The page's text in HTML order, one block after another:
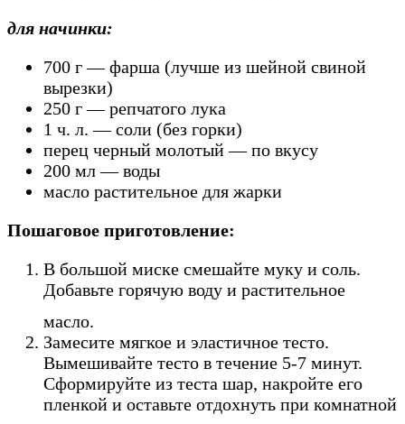
для начинки:
700 г — фарша (лучше из шейной свиной
вырезки)
250 г — репчатого лука
1 ч. л. — соли (без горки)
перец черный молотый — по вкусу
200 мл — воды
масло растительное для жарки
Пошаговое приготовление:
В большой миске смешайте муку и соль.
Добавьте горячую воду и растительное
масло.
Замесите мягкое и эластичное тесто.
Вымешивайте тесто в течение 5-7 минут.
Сформируйте из теста шар, накройте его
пленкой и оставьте отдохнуть при комнатной